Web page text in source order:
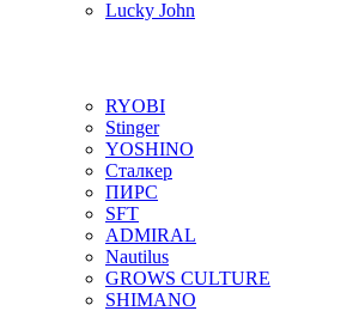
Lucky John
RYOBI
Stinger
YOSHINO
Сталкер
ПИРС
SFT
ADMIRAL
Nautilus
GROWS CULTURE
SHIMANO